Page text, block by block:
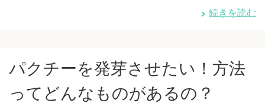
続きを読む
パクチーを発芽させたい！方法
ってどんなものがあるの？